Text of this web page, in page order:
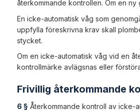
återkommande kontrollen. Om en
En icke-automatisk våg som
uppfylla föreskrivna krav skall
stycket.
Om en icke-automatisk våg vid en
kontrollmärke avlägsnas eller
Frivillig återkommande
6 § Återkommande kontroll av icke-